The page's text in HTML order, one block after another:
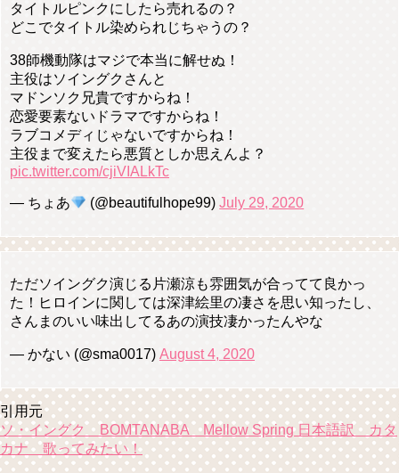
タイトルピンクにしたら売れるの？
どこでタイトル染められじちゃうの？
38師機動隊はマジで本当に解せぬ！
主役はソイングクさんと
マドンソク兄貴ですからね！
恋愛要素ないドラマですからね！
ラブコメディじゃないですからね！
主役まで変えたら悪質としか思えんよ？
pic.twitter.com/cjiVIALkTc
— ちょあ (@beautifulhope99)July 29, 2020
ただソイングク演じる片瀬涼も雰囲気が合ってて良かっ
た！ヒロインに関しては深津絵里の凄さを思い知ったし、
さんまのいい味出してるあの演技凄かったんやな
— かない (@sma0017) August 4, 2020
引用元
ソ・イングク BOMTANABA Mellow Spring 日本語訳 カタ
カナ 歌ってみたい！